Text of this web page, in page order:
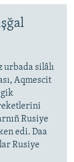
urbada silâlı
Aqmescit
Rusiye
edi. Daa
Rusiye